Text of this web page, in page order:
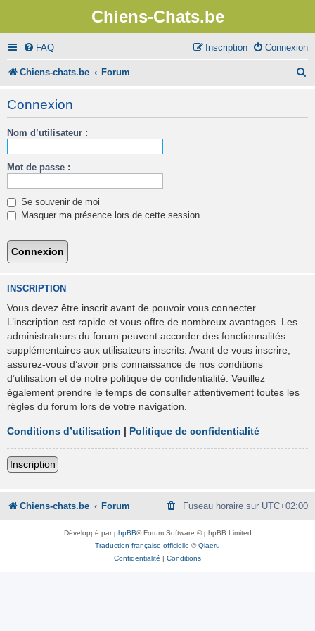
Chiens-Chats.be
FAQ Connexion
Inscription
Chiens-chats.be Forum
Connexion
Nom d’utilisateur :
Mot de passe :
Se souvenir de moi
Masquer ma présence lors de cette session
INSCRIPTION
Vous devez être inscrit avant de pouvoir vous connecter.
L’inscription est rapide et vous offre de nombreux avantages. Les
administrateurs du forum peuvent accorder des fonctionnalités
supplémentaires aux utilisateurs inscrits. Avant de vous inscrire,
assurez-vous d’avoir pris connaissance de nos conditions
d’utilisation et de notre politique de confidentialité. Veuillez
également prendre le temps de consulter attentivement toutes les
règles du forum lors de votre navigation.
Conditions d’utilisation | Politique de confidentialité
Inscription
Chiens-chats.be Forum Fuseau horaire sur UTC+02:00
Développé parphpBB® Forum Software © phpBB Limited
Traduction française officielle ©Qiaeru
Confidentialité | Conditions